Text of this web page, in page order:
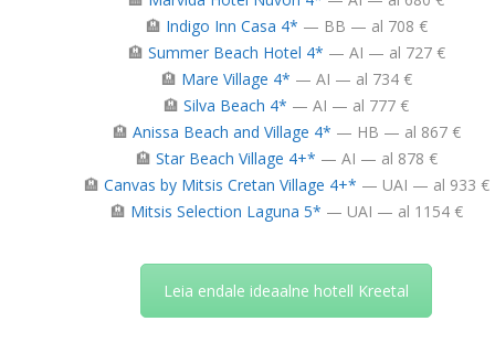
🏨 Indigo Inn Casa 4* — BB — al 708 €
🏨 Summer Beach Hotel 4* — AI — al 727 €
🏨 Mare Village 4* — AI — al 734 €
🏨 Silva Beach 4* — AI — al 777 €
🏨 Anissa Beach and Village 4* — HB — al 867 €
🏨 Star Beach Village 4+* — AI — al 878 €
🏨 Canvas by Mitsis Cretan Village 4+* — UAI — al 933 €
🏨 Mitsis Selection Laguna 5* — UAI — al 1154 €
Leia endale ideaalne hotell Kreetal